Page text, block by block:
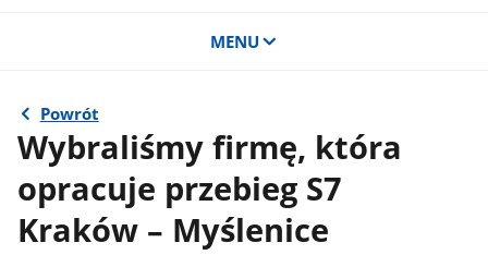
MENU
Powrót
Wybraliśmy firmę, która
opracuje przebieg S7
Kraków – Myślenice